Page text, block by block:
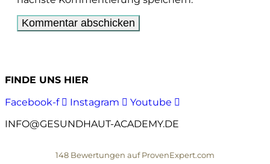
FINDE UNS HIER
Facebook-f
Instagram
Youtube
INFO@GESUNDHAUT-ACADEMY.DE
148 Bewertungen auf ProvenExpert.com